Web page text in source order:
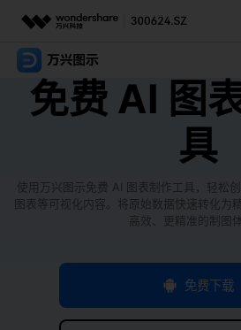
推荐产品
AIGC数字创意
政企服务
关于万兴
免费 AI 图
具
使用万兴图示免费 AI 图表制作工具，轻松
图表等可视化内容。将原始数据快速转化为
高效、更精准的制图体
免费下载